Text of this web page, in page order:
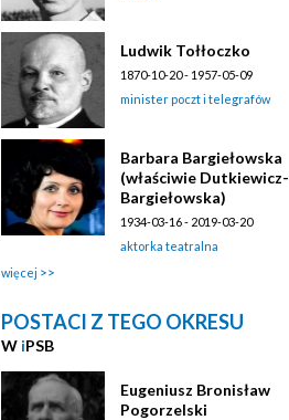
Ludwik Tołłoczko
1870-10-20 - 1957-05-09
minister poczt i telegrafów
Barbara Bargiełowska
(właściwie Dutkiewicz-
Bargiełowska)
1934-03-16 - 2019-03-20
aktorka teatralna
więcej
POSTACI Z TEGO OKRESU
W iPSB
Eugeniusz Bronisław
Pogorzelski